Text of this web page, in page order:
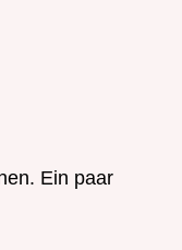
Ein paar